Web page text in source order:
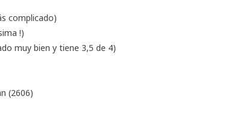
complicado)
!)
muy bien y tiene 3,5 de 4)
(2606)